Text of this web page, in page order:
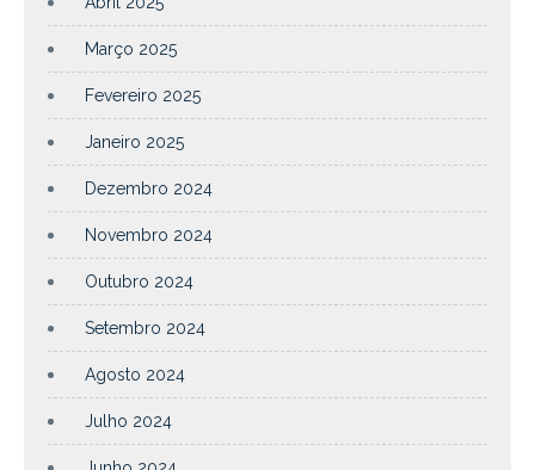
Março 2025
Fevereiro 2025
Janeiro 2025
Dezembro 2024
Novembro 2024
Outubro 2024
Setembro 2024
Agosto 2024
Julho 2024